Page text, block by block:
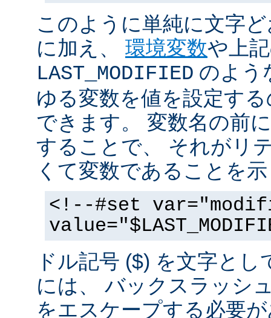
このように単純に文字
に加え、 環境変数や上
LAST_MODIFIED のよう
ゆる変数を値を設定す
できます。 変数名の前
することで、 それがリ
くて変数であることを
<!--#set
ドル記号 ($) を文字と
には、 バックスラッシ
をエスケープする必要